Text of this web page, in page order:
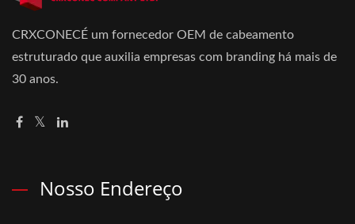
CRXCONECÉ um fornecedor OEM de cabeamento
estruturado que auxilia empresas com branding há mais de
30 anos.
Nosso Endereço